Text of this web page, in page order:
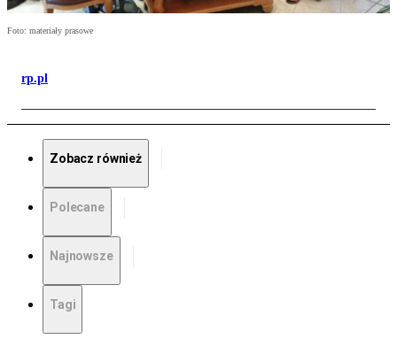
Foto: materiały prasowe
rp.pl
Zobacz również
Polecane
Najnowsze
Tagi